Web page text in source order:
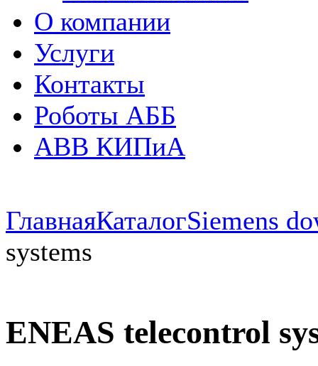
О компании
Услуги
Контакты
Роботы АББ
ABB КИПиА
ГлавнаяКаталогSiemens
systems
ENEAS telecontrol